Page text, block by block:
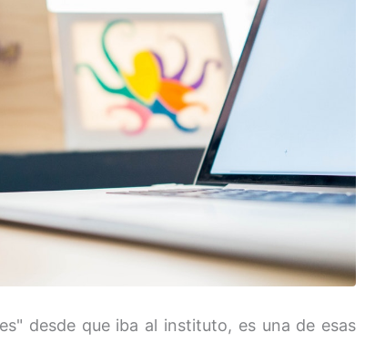
desde que iba al instituto, es una de esas